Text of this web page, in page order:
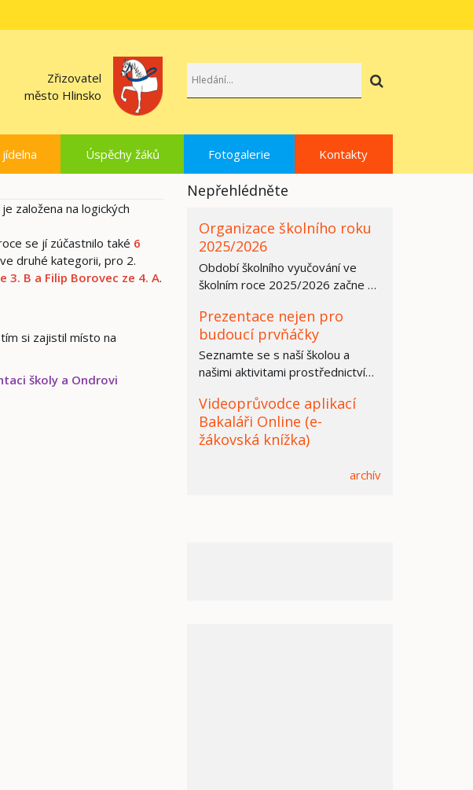
Zřizovatel
město Hlinsko
jídelna Úspěchy žáků Fotogalerie Kontakty
založena na logických
se jí zúčastnilo také 6
druhé kategorii, pro 2.
3. B a Filip Borovec ze 4. A.
si zajistil místo na
školy a Ondrovi
Nepřehlédněte
Organizace školního roku
2025/2026
Období školního vyučování ve
školním roce 2025/2026 začne ve
středních…
Prezentace nejen pro
budoucí prvňáčky
Seznamte se s naší školou a
našimi aktivitami prostřednictvím
Videoprůvodce aplikací
Bakaláři Online (e-
žákovská knížka)
archív